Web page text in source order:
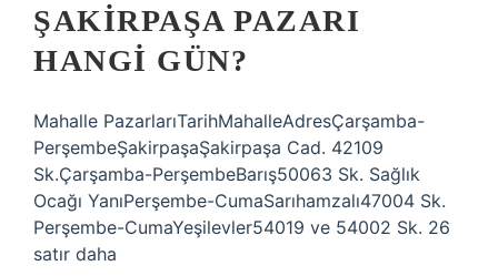
ŞAKIRPAŞA PAZARI
HANGI GÜN?
Mahalle PazarlarıTarihMahalleAdresÇarşamba-
PerşembeŞakirpaşaŞakirpaşa Cad. 42109
Sk.Çarşamba-PerşembeBarış50063 Sk. Sağlık
Ocağı YanıPerşembe-CumaSarıhamzalı47004 Sk.
Perşembe-CumaYeşilevler54019 ve 54002 Sk. 26
satır daha